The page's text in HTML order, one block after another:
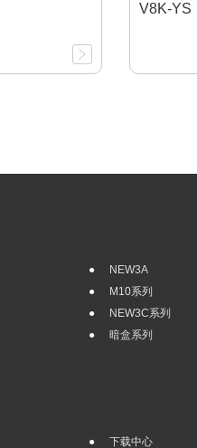
V8K-YS
NEW3A
M10系列
NEW3C系列
暗盒系列
下载中心